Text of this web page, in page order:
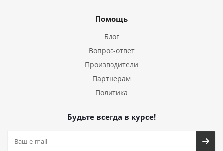
Помощь
Блог
Вопрос-ответ
Производители
Партнерам
Политика
Будьте всегда в курсе!